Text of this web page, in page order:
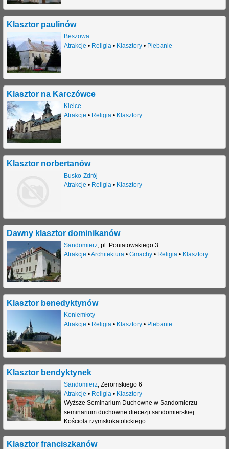
Klasztor paulinów
Beszowa
Atrakcje • Religia • Klasztory• Plebanie
Klasztor na Karczówce
Kielce
Atrakcje • Religia • Klasztory
Klasztor norbertanów
Busko-Zdrój
Atrakcje • Religia • Klasztory
Dawny klasztor dominikanów
Sandomierz, pl. Poniatowskiego 3
Atrakcje •Architektura • Gmachy• Religia • Klasztory
Klasztor benedyktynów
Koniemłoty
Atrakcje • Religia • Klasztory• Plebanie
Klasztor bendyktynek
Sandomierz, Żeromskiego 6
Atrakcje • Religia • Klasztory
Wyższe Seminarium Duchowne w Sandomierzu –
seminarium duchowne diecezji sandomierskiej
Kościoła rzymskokatolickiego.
Klasztor franciszkanów